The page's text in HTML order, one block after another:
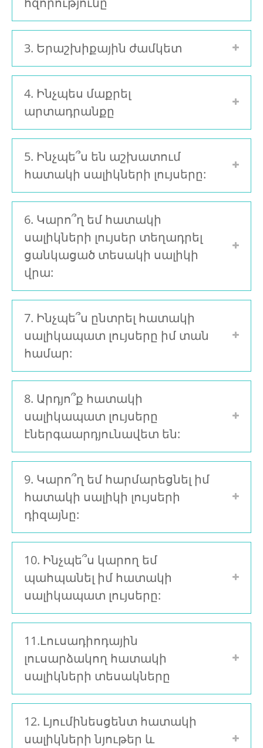
3. Երաշխիքային ժամկետ
4. Ինչպես մաքրել
արտադրանքը
5. Ինչպե՞ս են աշխատում
հատակի սալիկների լույսերը:
6. Կարո՞ղ եմ հատակի
սալիկների լույսեր տեղադրել
ցանկացած տեսակի սալիկի
վրա:
7. Ինչպե՞ս ընտրել հատակի
սալիկապատ լույսերը իմ տան
համար:
8. Արդյո՞ք հատակի
սալիկապատ լույսերը
էներգաարդյունավետ են:
9. Կարո՞ղ եմ հարմարեցնել իմ
հատակի սալիկի լույսերի
դիզայնը:
10. Ինչպե՞ս կարող եմ
պահպանել իմ հատակի
սալիկապատ լույսերը:
11.Լուսադիոդային
լուսարձակող հատակի
սալիկների տեսակները
12. Լյումինեսցենտ հատակի
սալիկների նյութեր և